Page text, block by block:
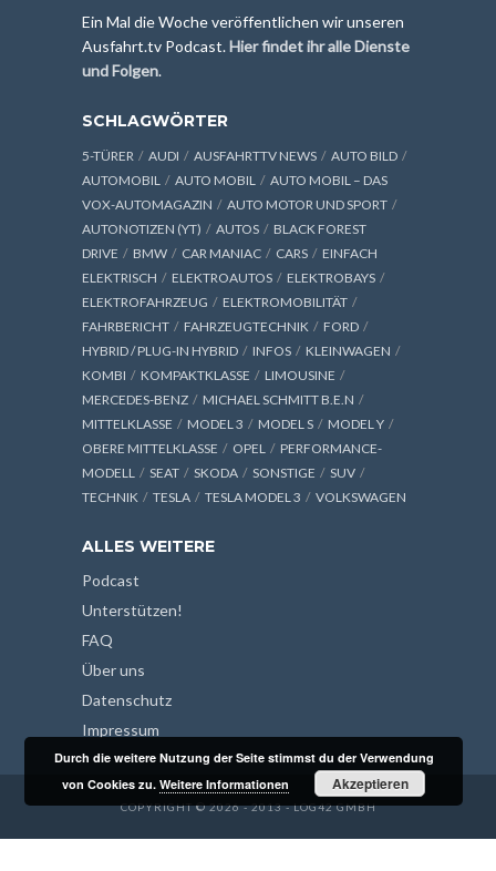
Ein Mal die Woche veröffentlichen wir unseren
Ausfahrt.tv Podcast.Hier findet ihr alle Dienste
und Folgen.
SCHLAGWÖRTER
5-TÜRER AUDI AUSFAHRTTV NEWS
AUTO BILD
AUTOMOBIL
AUTO MOBIL
AUTO MOBIL – DAS
VOX-AUTOMAGAZIN
AUTO MOTOR UND SPORT
AUTONOTIZEN (YT)
AUTOS
BLACK FOREST
DRIVE
BMW CAR MANIAC CARS
EINFACH
ELEKTRISCH
ELEKTROAUTOS
ELEKTROBAYS
ELEKTROFAHRZEUG
ELEKTROMOBILITÄT
FAHRBERICHT
FAHRZEUGTECHNIK
FORD
HYBRID / PLUG-IN HYBRID
INFOS
KLEINWAGEN
KOMBI
KOMPAKTKLASSE
LIMOUSINE
MERCEDES-BENZ
MICHAEL SCHMITT B.E.N
MITTELKLASSE
MODEL 3 MODEL S
MODEL Y
OBERE MITTELKLASSE
OPEL
PERFORMANCE-
MODELL
SEAT SKODA SONSTIGE
SUV
TECHNIK
TESLA TESLA MODEL 3 VOLKSWAGEN
ALLES WEITERE
Podcast
Unterstützen!
FAQ
Über uns
Datenschutz
Impressum
COPYRIGHT © 2026 - 2013 - LOG42 GMBH
Durch die weitere Nutzung der Seite stimmst du der Verwendung
von Cookies zu.Weitere Informationen Akzeptieren